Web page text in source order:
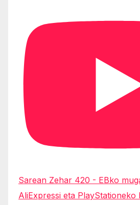
Sarean Zehar 420 - EBko
AliExpressi eta PlayStationeko